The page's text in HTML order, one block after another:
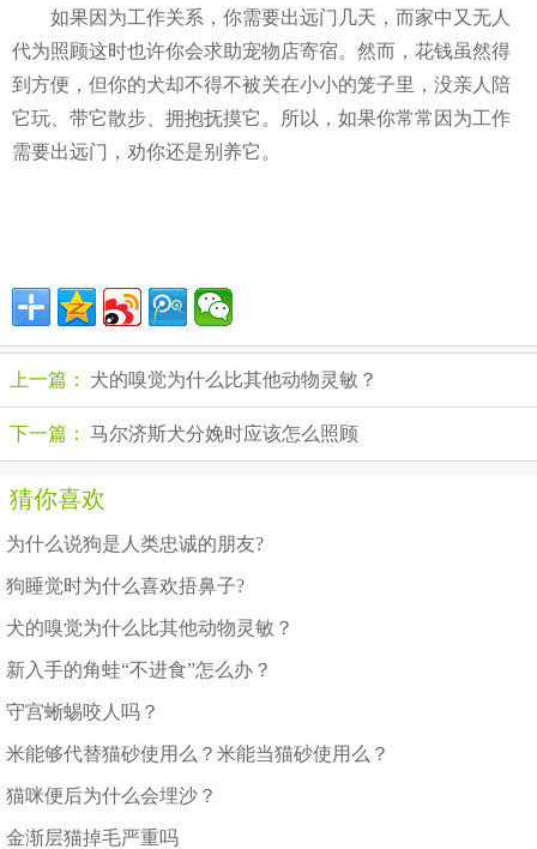
如果因为工作关系，你需要出远门几天，而家中又无人
代为照顾这时也许你会求助宠物店寄宿。然而，花钱虽然得
到方便，但你的犬却不得不被关在小小的笼子里，没亲人陪
它玩、带它散步、拥抱抚摸它。所以，如果你常常因为工作
需要出远门，劝你还是别养它。
上一篇： 犬的嗅觉为什么比其他动物灵敏？
下一篇： 马尔济斯犬分娩时应该怎么照顾
猜你喜欢
为什么说狗是人类忠诚的朋友?
狗睡觉时为什么喜欢捂鼻子?
犬的嗅觉为什么比其他动物灵敏？
新入手的角蛙“不进食”怎么办？
守宫蜥蜴咬人吗？
米能够代替猫砂使用么？米能当猫砂使用么？
猫咪便后为什么会埋沙？
金渐层猫掉毛严重吗